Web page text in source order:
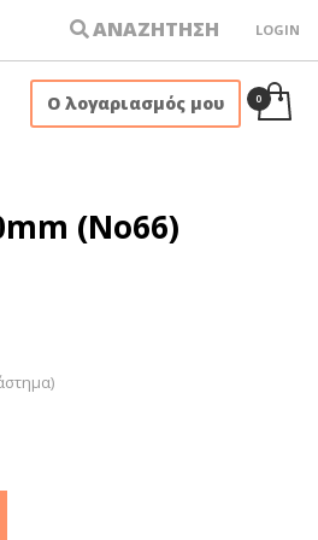
ΑΝΑΖΗΤΗΣΗ LOGIN
Ο λογαριασμός μου
(Νο66)